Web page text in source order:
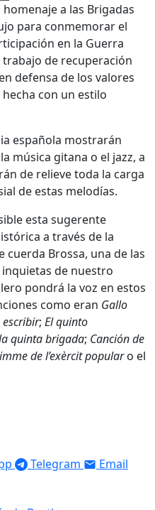
a las Brigadas
para conmemorar el
en la Guerra
trabajo de recuperación
defensa de los valores
con un estilo
española mostrarán
música gitana o el jazz, a
de relieve toda la carga
de estas melodías.
esta sugerente
a través de la
cuerda Brossa, una de las
de nuestro
pondrá la voz en estos
como eran Gallo
escribir; El quinto
quinta brigada; Canción de
de l’exèrcit popularo el
Telegram Email